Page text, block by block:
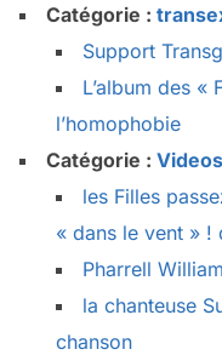
Catégorie :
Support
L’album des «
l’homophobie
Catégorie : Videos
les Filles
« dans le vent » !
Pharrell
la chanteuse
chanson